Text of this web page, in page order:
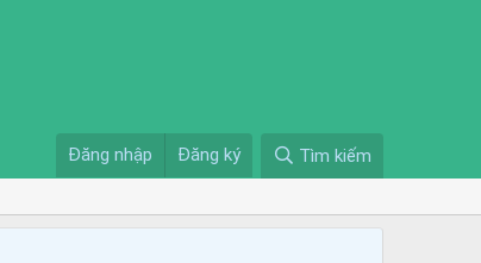
Đăng nhập Đăng ký Tìm kiếm